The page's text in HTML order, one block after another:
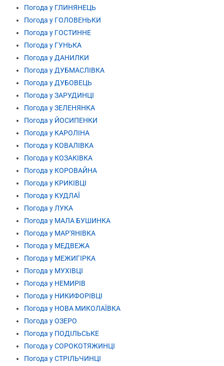
Погода у ГЛИНЯНЕЦЬ
Погода у ГОЛОВЕНЬКИ
Погода у ГОСТИННЕ
Погода у ГУНЬКА
Погода у ДАНИЛКИ
Погода у ДУБМАСЛІВКА
Погода у ДУБОВЕЦЬ
Погода у ЗАРУДИНЦІ
Погода у ЗЕЛЕНЯНКА
Погода у ЙОСИПЕНКИ
Погода у КАРОЛІНА
Погода у КОВАЛІВКА
Погода у КОЗАКІВКА
Погода у КОРОВАЙНА
Погода у КРИКІВЦІ
Погода у КУДЛАЇ
Погода у ЛУКА
Погода у МАЛА БУШИНКА
Погода у МАР'ЯНІВКА
Погода у МЕДВЕЖА
Погода у МЕЖИГІРКА
Погода у МУХІВЦІ
Погода у НЕМИРІВ
Погода у НИКИФОРІВЦІ
Погода у НОВА МИКОЛАЇВКА
Погода у ОЗЕРО
Погода у ПОДІЛЬСЬКЕ
Погода у СОРОКОТЯЖИНЦІ
Погода у СТРІЛЬЧИНЦІ